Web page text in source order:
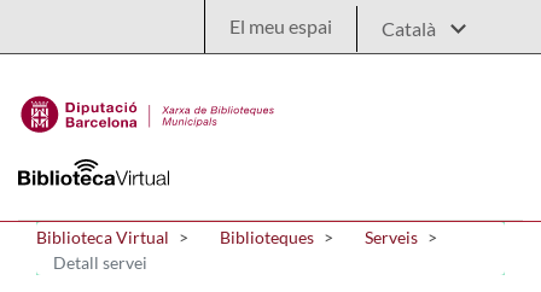
El meu espai
Biblioteca Virtual Biblioteques
Serveis
Detall servei